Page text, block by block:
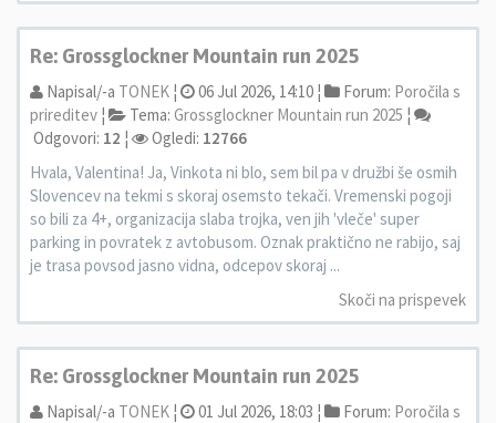
Re: Grossglockner Mountain run 2025
Napisal/-a TONEK ¦ 06 Jul 2026, 14:10 ¦ Forum: Poročila s
prireditev ¦ Tema: Grossglockner Mountain run 2025 ¦
Odgovori: 12 ¦ Ogledi: 12766
Hvala, Valentina! Ja, Vinkota ni blo, sem bil pa v družbi še osmih
Slovencev na tekmi s skoraj osemsto tekači. Vremenski pogoji
so bili za 4+, organizacija slaba trojka, ven jih 'vleče' super
parking in povratek z avtobusom. Oznak praktično ne rabijo, saj
je trasa povsod jasno vidna, odcepov skoraj ...
Skoči na prispevek
Re: Grossglockner Mountain run 2025
Napisal/-a TONEK ¦ 01 Jul 2026, 18:03 ¦ Forum: Poročila s